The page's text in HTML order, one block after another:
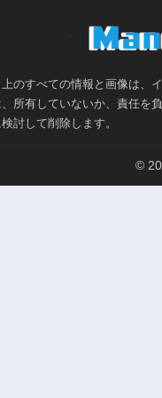
のすべての情報と画像は、
所有していないか、責任を
討して削除します。
©